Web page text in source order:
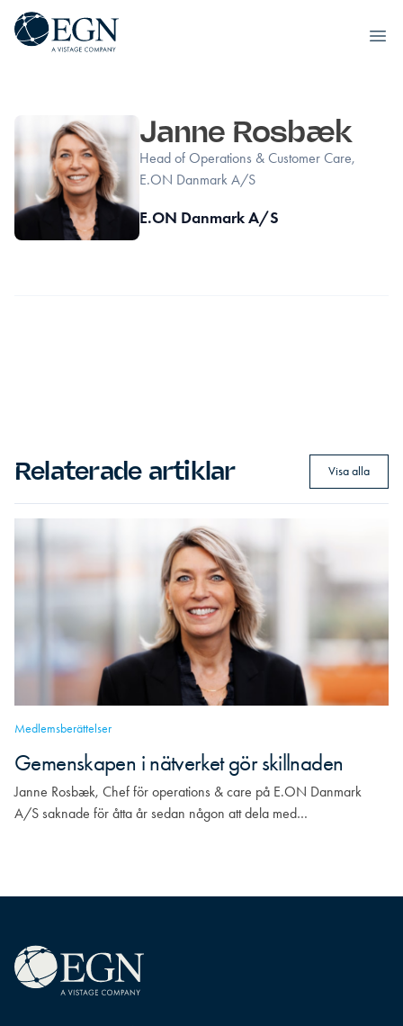
Executives' Global Network
Janne Rosbæk
Head of Operations & Customer Care,
E.ON Danmark A/S
E.ON Danmark A/S
Relaterade artiklar Visa alla
Medlemsberättelser
Gemenskapen i nätverket gör skillnaden
Janne Rosbæk, Chef för operations & care på E.ON Danmark
A/S saknade för åtta år sedan någon att dela med…